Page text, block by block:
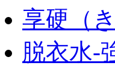
享硬（
脱衣水-